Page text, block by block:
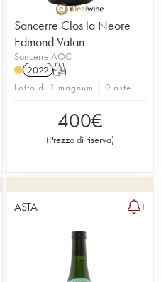
Sancerre Clos la Neore
Edmond Vatan
Sancerre AOC
2022 T
Lotto di 1 magnum | 0 aste
400€
(Prezzo di riserva)
ASTA 1